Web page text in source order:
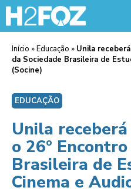
Início »Educação » Unila
da Sociedade Brasileira de
(Socine)
EDUCAÇÃO
Unila
o 26º
Brasileira de
Cinema e